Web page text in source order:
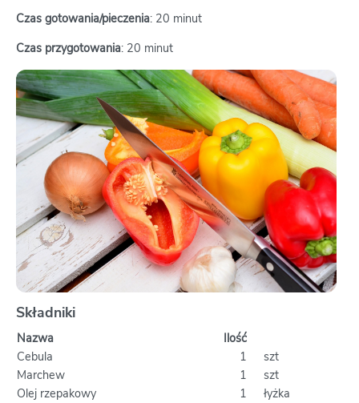
Czas gotowania/pieczenia: 20 minut
Czas przygotowania: 20 minut
Składniki
Nazwa
Ilość
Cebula
1
szt
Marchew
1
szt
Olej rzepakowy
1
łyżka